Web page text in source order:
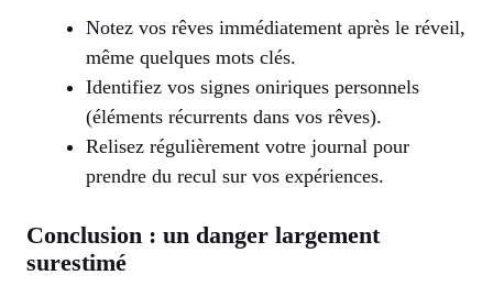
Notez vos rêves immédiatement après le réveil,
même quelques mots clés.
Identifiez vos signes oniriques personnels
(éléments récurrents dans vos rêves).
Relisez régulièrement votre journal pour
prendre du recul sur vos expériences.
Conclusion : un danger largement
surestimé